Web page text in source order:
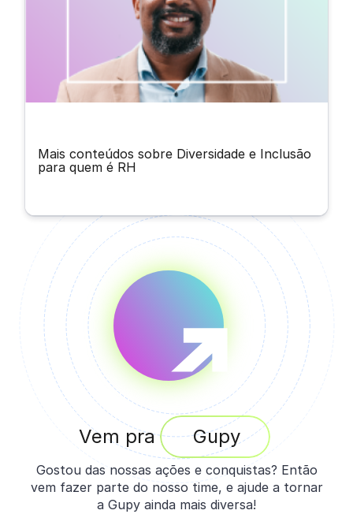
Mais conteúdos sobre Diversidade e Inclusão
para quem é RH
Vem pra Gupy
Gostou das nossas ações e conquistas? Então
vem fazer parte do nosso time, e ajude a tornar
a Gupy ainda mais diversa!